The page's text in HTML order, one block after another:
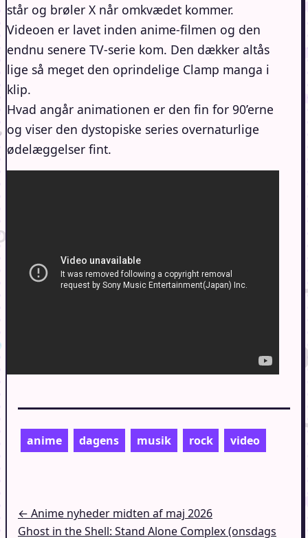
står og brøler X når omkvædet kommer.
Videoen er lavet inden anime-filmen og den
endnu senere TV-serie kom. Den dækker altås
lige så meget den oprindelige Clamp manga i
klip.
Hvad angår animationen er den fin for 90’erne
og viser den dystopiske series overnaturlige
ødelæggelser fint.
anime dagens musik rock video
Indlægsnavigation
← Anime nyheder midten af maj 2026
Ghost in the Shell: Stand Alone Complex (onsdags